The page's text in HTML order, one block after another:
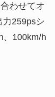
わせてオ
力259psシ
、100km/h